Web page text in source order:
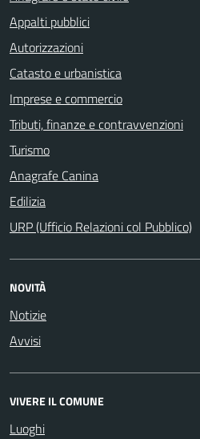
Appalti pubblici
Autorizzazioni
Catasto e urbanistica
Imprese e commercio
Tributi, finanze e contravvenzioni
Turismo
Anagrafe Canina
Edilizia
URP (Ufficio Relazioni col Pubblico)
NOVITÀ
Notizie
Avvisi
VIVERE IL COMUNE
Luoghi